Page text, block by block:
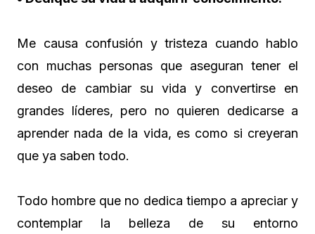
Me causa confusión y tristeza cuando hablo
con muchas personas que aseguran tener el
deseo de cambiar su vida y convertirse en
grandes líderes, pero no quieren dedicarse a
aprender nada de la vida, es como si creyeran
que ya saben todo.
Todo hombre que no dedica tiempo a apreciar y
contemplar la belleza de su entorno